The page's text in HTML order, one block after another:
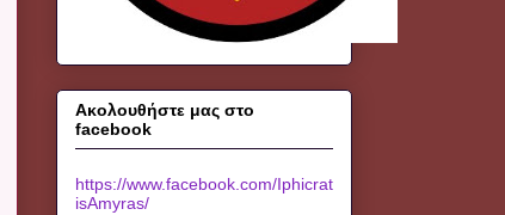
Ακολουθήστε μας στο
facebook
https://www.facebook.com/Iphicrat
isAmyras/